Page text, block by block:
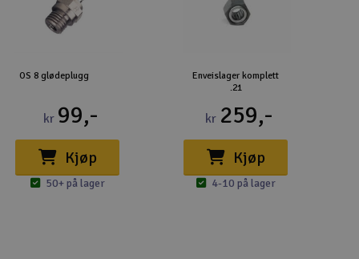
OS 8 glødeplugg
kr 99,-
Kjøp
50+ på lager
Enveislager komplett
.21
kr 259,-
Kjøp
4-10 på lager